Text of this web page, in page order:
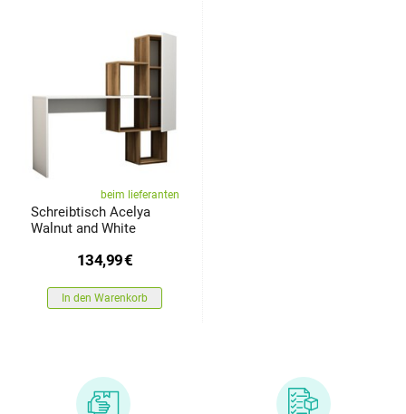
beim lieferanten
Schreibtisch Acelya
Walnut and White
134,99€
In den Warenkorb